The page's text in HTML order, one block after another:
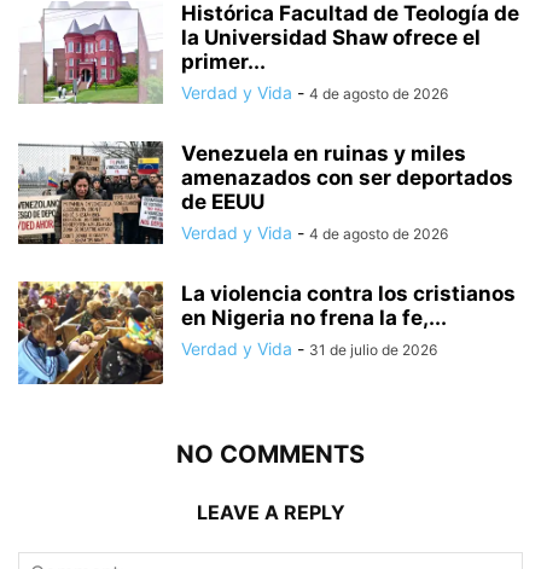
Histórica Facultad de Teología de
la Universidad Shaw ofrece el
primer...
Verdad y Vida - 4 de agosto de 2026
Venezuela en ruinas y miles
amenazados con ser deportados
de EEUU
Verdad y Vida - 4 de agosto de 2026
La violencia contra los cristianos
en Nigeria no frena la fe,...
Verdad y Vida - 31 de julio de 2026
NO COMMENTS
LEAVE A REPLY